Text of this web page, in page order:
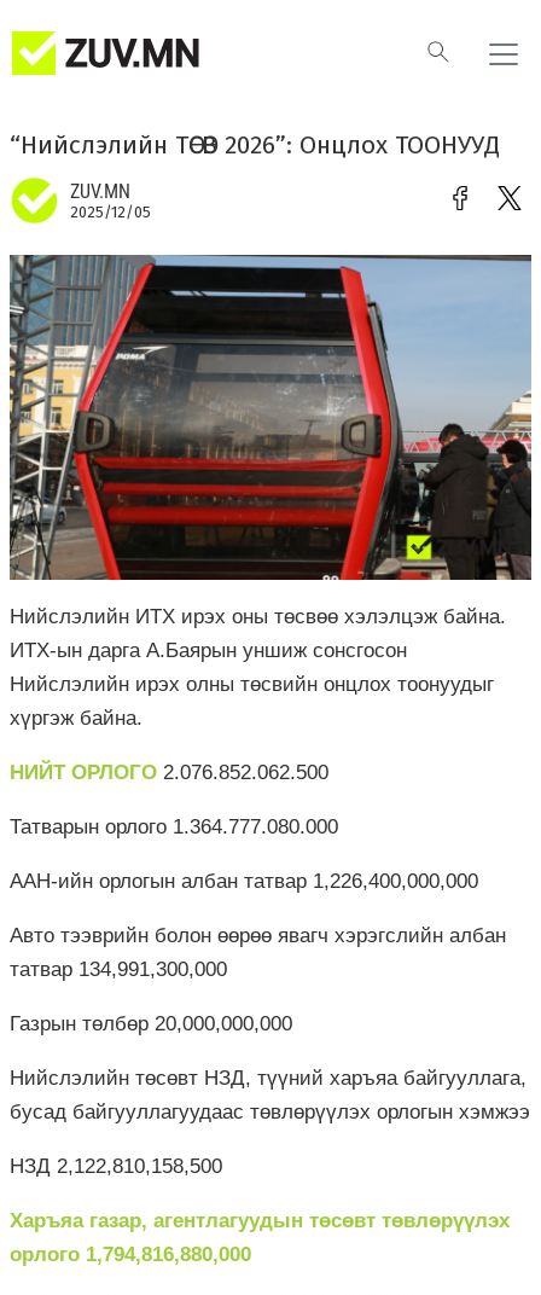
“Нийслэлийн ТӨСӨВ 2026”: Онцлох ТООНУУД
ZUV.MN
2025/12/05
Нийслэлийн ИТХ ирэх оны төсвөө хэлэлцэж байна.
ИТХ-ын дарга А.Баярын уншиж сонсгосон
Нийслэлийн ирэх олны төсвийн онцлох тоонуудыг
хүргэж байна.
НИЙТ ОРЛОГО 2.076.852.062.500
Татварын орлого 1.364.777.080.000
ААН-ийн орлогын албан татвар 1,226,400,000,000
Авто тээврийн болон өөрөө явагч хэрэгслийн албан
татвар 134,991,300,000
Газрын төлбөр 20,000,000,000
Нийслэлийн төсөвт НЗД, түүний харъяа байгууллага,
бусад байгууллагуудаас төвлөрүүлэх орлогын хэмжээ
НЗД 2,122,810,158,500
Харъяа газар, агентлагуудын төсөвт төвлөрүүлэх
орлого 1,794,816,880,000